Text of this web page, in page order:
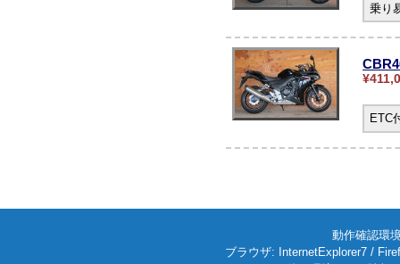
乗り
ETC
動作確認環
ブラウザ: InternetExplorer7 /